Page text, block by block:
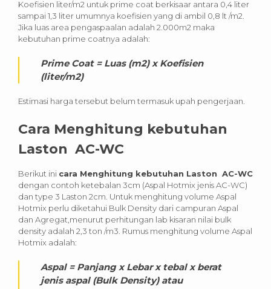
Koefisien liter/m2 untuk prime coat berkisaar antara 0,4 liter
sampai 1,3 liter umumnya koefisien yang di ambil 0,8 lt /m2.
Jika luas area pengaspaalan adalah 2.000m2 maka
kebutuhan prime coatnya adalah:
Prime Coat = Luas (m2) x Koefisien
(liter/m2)
Estimasi harga tersebut belum termasuk upah pengerjaan.
Cara Menghitung kebutuhan
Laston AC-WC
Berikut ini cara Menghitung kebutuhan Laston AC-WC
dengan contoh ketebalan 3cm (Aspal Hotmix jenis AC-WC)
dan type 3 Laston 2cm. Untuk menghitung volume Aspal
Hotmix perlu diketahui Bulk Density dari campuran Aspal
dan Agregat,menurut perhitungan lab kisaran nilai bulk
density adalah 2,3 ton /m3. Rumus menghitung volume Aspal
Hotmix adalah:
Aspal = Panjang x Lebar x tebal x berat
jenis aspal (Bulk Density) atau